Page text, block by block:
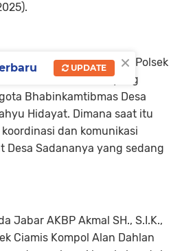
oleh personel Polsek
Polda Jabar. Mereka yang
Bhabinkamtibmas Desa
Hidayat. Dimana saat itu
dan komunikasi
Desa Sadananya yang sedang
Jabar AKBP Akmal SH., S.I.K.,
Ciamis Kompol Alan Dahlan
×
UPDATE